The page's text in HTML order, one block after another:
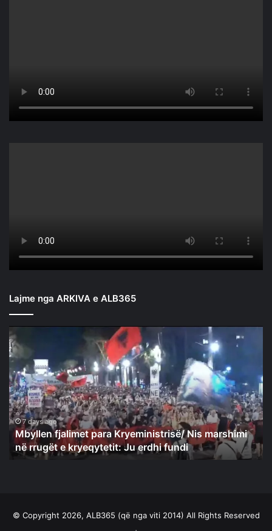
Lajme nga ARKIVA e ALB365
Mbyllen
fjalimet
para
Kryeministrisë/
Nis
marshimi
në
rrugët
kryeqytetit:
7 days ago
Mbyllen fjalimet para Kryeministrisë/ Nis marshimi
në rrugët e kryeqytetit: Ju erdhi fundi
© Copyright 2026, ALB365 (që nga viti 2014) All Rights Reserved